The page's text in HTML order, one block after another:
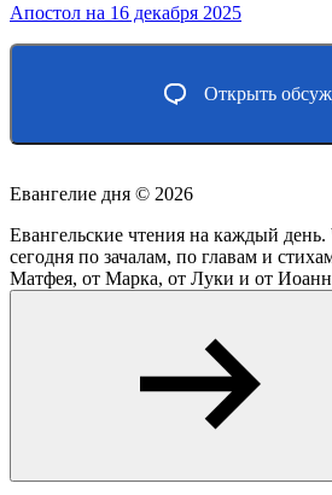
Апостол на 16 декабря 2025
Открыть
Евангелие дня © 2026
Евангельские чтения на каждый день.
сегодня по зачалам, по главам и
Матфея, от Марка, от Луки и от